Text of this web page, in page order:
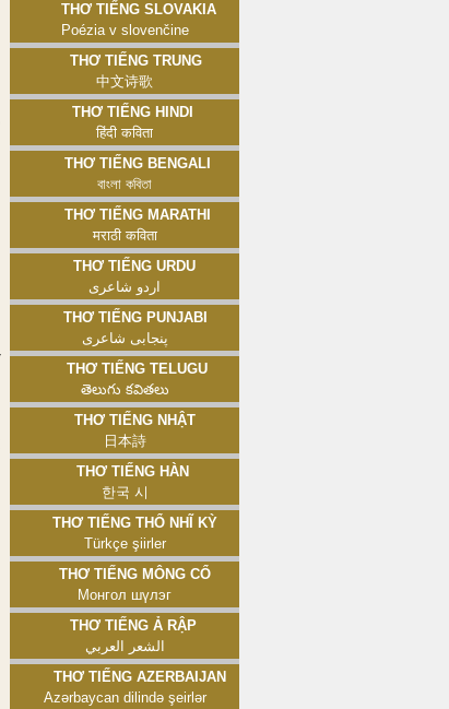
Thơ tiếng Slovakia
Poézia v slovenčine
Thơ tiếng Trung
中文诗歌
Thơ tiếng Hindi
हिंदी कविता
Thơ tiếng Bengali
বাংলা কবিতা
Thơ tiếng Marathi
मराठी कविता
Thơ tiếng Urdu
اردو شاعری
Thơ tiếng Punjabi
پنجابی شاعری
Thơ tiếng Telugu
తెలుగు కవితలు
Thơ tiếng Nhật
日本詩
Thơ tiếng Hàn
한국 시
Thơ tiếng Thổ Nhĩ Kỳ
Türkçe şiirler
Thơ tiếng Mông Cổ
Монгол шүлэг
Thơ tiếng Ả Rập
الشعر العربي
Thơ tiếng Azerbaijan
Azərbaycan dilində şeirlər